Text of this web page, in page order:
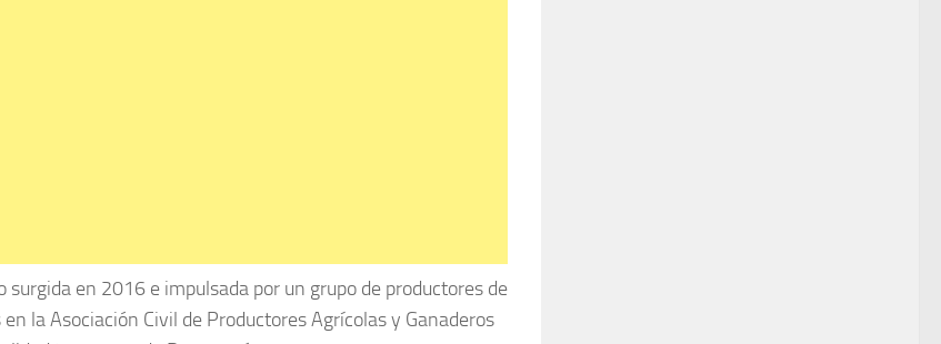
en 2016 e impulsada por un grupo de productores de
la Asociación Civil de Productores Agrícolas y Ganaderos